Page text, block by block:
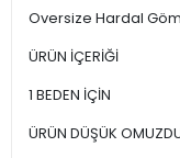
Oversize Hardal
ÜRÜN İÇERİĞİ
1 BEDEN İÇİN
ÜRÜN DÜŞÜK